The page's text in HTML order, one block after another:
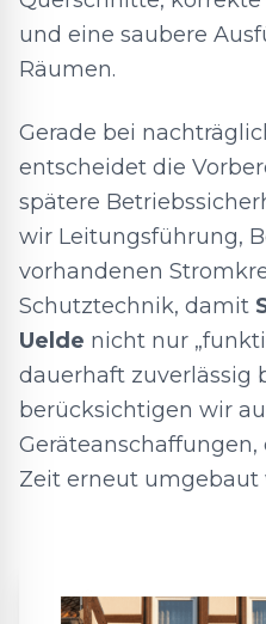
und eine saubere
Räumen.
Gerade bei
entscheidet die
spätere
wir Leitungsführung,
vorhandenen
Schutztechnik, damit
Uelde nicht nur
dauerhaft zuverlässig
berücksichtigen wir
Zeit erneut umgebaut